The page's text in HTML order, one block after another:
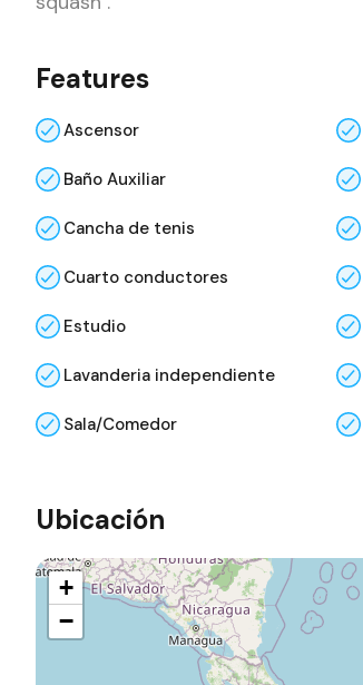
Features
Ascensor
Baño Auxiliar
Cancha de tenis
Cuarto conductores
Estudio
Lavanderia independiente
Sala/Comedor
Ubicación
+
−